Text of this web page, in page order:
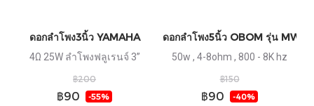
ดอกลำโพง3นิ้ว YAMAHA
4Ω 25W ลำโพงฟลูเรนจ์ 3”
฿200
฿90 -55%
ดอกลำโพง5นิ้ว OBOM รุ่น
50w , 4-8ohm , 800 - 8K hz
฿150
฿90 -40%